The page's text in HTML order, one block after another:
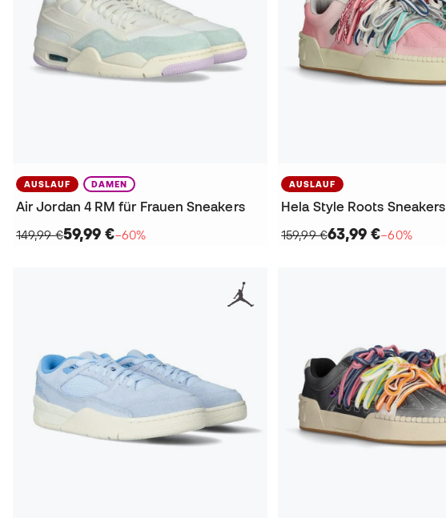
AUSLAUF DAMEN
Air Jordan 4 RM für Frauen Sneakers
149,99 €59,99 €−60%
AUSLAUF
Hela Style Roots Sneakers
159,99 €63,99 €−60%